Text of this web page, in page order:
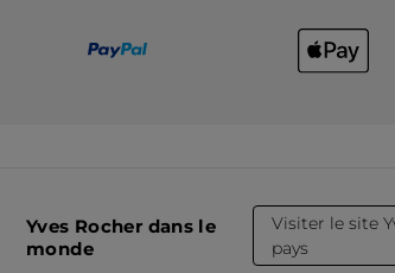
Yves Rocher dans le
monde
Visiter le site
pays